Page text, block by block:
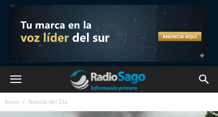
Inicio Noticia del Día